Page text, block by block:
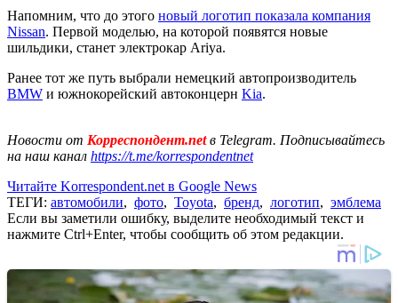
Напомним, что до этого новый логотип показала компания
Nissan. Первой моделью, на которой появятся новые
шильдики, станет электрокар Ariya.
Ранее тот же путь выбрали немецкий автопроизводитель
BMW и южнокорейский автоконцерн Kia.
Новости от Корреспондент.netв Telegram. Подписывайтесь
на наш канал https://t.me/korrespondentnet
Читайте Korrespondent.net в Google News
ТЕГИ: автомобили, фото, Toyota, бренд, логотип, эмблема
Если вы заметили ошибку, выделите необходимый текст и
нажмите Ctrl+Enter, чтобы сообщить об этом редакции.